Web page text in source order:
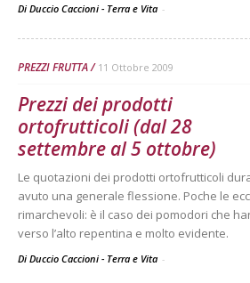
Di Duccio Caccioni - Terra e Vita -
PREZZI FRUTTA 11 Ottobre 2009
Prezzi dei prodotti
ortofrutticoli (dal 28
settembre al 5 ottobre)
Le quotazioni dei prodotti ortofrutticoli
avuto una generale flessione. Poche le
rimarchevoli: è il caso dei pomodori che
verso l’alto repentina e molto evidente.
Di Duccio Caccioni - Terra e Vita -